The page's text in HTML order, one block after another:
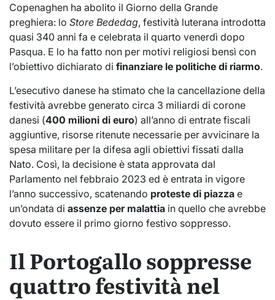
Copenaghen ha abolito il Giorno della Grande
preghiera: lo Store Bededag, festività luterana introdotta
quasi 340 anni fa e celebrata il quarto venerdì dopo
Pasqua. E lo ha fatto non per motivi religiosi bensì con
l’obiettivo dichiarato di finanziare le politiche di riarmo.
L’esecutivo danese ha stimato che la cancellazione della
festività avrebbe generato circa 3 miliardi di corone
danesi (400 milioni di euro) all’anno di entrate fiscali
aggiuntive, risorse ritenute necessarie per avvicinare la
spesa militare per la difesa agli obiettivi fissati dalla
Nato. Così, la decisione è stata approvata dal
Parlamento nel febbraio 2023 ed è entrata in vigore
l’anno successivo, scatenando proteste di piazza e
un’ondata di assenze per malattia in quello che avrebbe
dovuto essere il primo giorno festivo soppresso.
Il Portogallo soppresse
quattro festività nel